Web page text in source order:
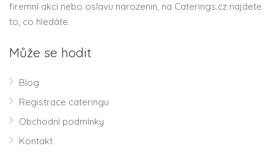
firemní akci nebo oslavu narozenin, na Caterings.cz najdete
to, co hledáte.
Může se hodit
Blog
Registrace cateringu
Obchodní podmínky
Kontakt